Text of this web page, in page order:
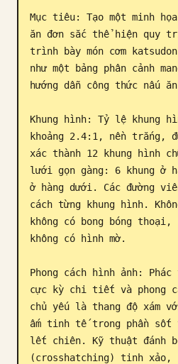
Blog
Cập nhật
Mục tiêu: Tạo một minh
ăn đơn sắc thể hiện quy
trình bày món cơm
như một bảng phân cảnh
hướng dẫn công thức nấu
Khung hình: Tỷ lệ khung
khoảng 2.4:1, nền trắng,
xác thành 12 khung hình
lưới gọn gàng: 6 khung ở
ở hàng dưới. Các đường
cách từng khung hình.
không có bong bóng thoại,
không có hình mờ.
Phong cách hình ảnh:
cực kỳ chi tiết và phong
chủ yếu là thang độ xám
ấm tinh tế trong phần
lết chiên. Kỹ thuật đánh
(crosshatching) tinh xảo,